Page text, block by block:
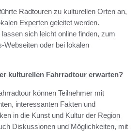
Radtouren zu kulturellen Orten an,
Experten geleitet werden.
sich leicht online finden, zum
Webseiten oder bei lokalen
kulturellen Fahrradtour erwarten?
können Teilnehmer mit
interessanten Fakten und
in die Kunst und Kultur der Region
Diskussionen und Möglichkeiten, mit